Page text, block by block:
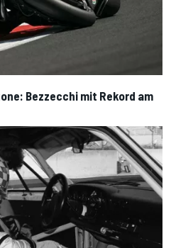
Bezzecchi mit Rekord am